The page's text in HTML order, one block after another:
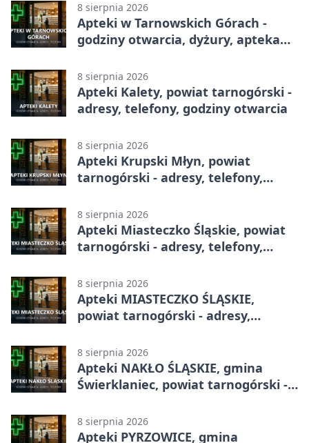
8 sierpnia 2026
Apteki w Tarnowskich Górach -
godziny otwarcia, dyżury, apteka
8 sierpnia 2026
Apteki Kalety, powiat tarnogórski -
adresy, telefony, godziny otwarcia
8 sierpnia 2026
Apteki Krupski Młyn, powiat
tarnogórski - adresy, telefony,
8 sierpnia 2026
Apteki Miasteczko Śląskie, powiat
tarnogórski - adresy, telefony,
8 sierpnia 2026
Apteki MIASTECZKO ŚLĄSKIE,
powiat tarnogórski - adresy,
8 sierpnia 2026
Apteki NAKŁO ŚLĄSKIE, gmina
Świerklaniec, powiat tarnogórski -
8 sierpnia 2026
Apteki PYRZOWICE, gmina